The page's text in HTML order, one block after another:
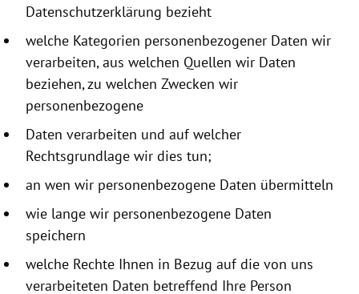
Datenschutzerklärung bezieht
welche Kategorien personenbezogener Daten wir
verarbeiten, aus welchen Quellen wir Daten
beziehen, zu welchen Zwecken wir
personenbezogene
Daten verarbeiten und auf welcher
Rechtsgrundlage wir dies tun;
an wen wir personenbezogene Daten übermitteln
wie lange wir personenbezogene Daten
speichern
welche Rechte Ihnen in Bezug auf die von uns
verarbeiteten Daten betreffend Ihre Person